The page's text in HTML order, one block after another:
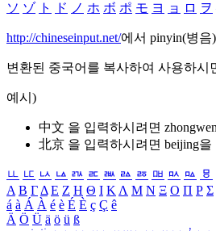
ソ ゾ ト ド ノ ホ ボ ポ モ ヨ ョ ロ ヲ
http://chineseinput.net/에서 pinyin(병
변환된 중국어를 복사하여 사용하시
예시)
中文 을 입력하시려면
北京 을 입력하시려면 beijing을
ㅥ ㅦ ㅧ ㅨ ㅩ ㅪ ㅫ ㅬ ㅭ ㅮ ㅯ ㅰ ㅱ
Α Β ΓΔ Ε Ζ Η Θ Ι ΚΛ Μ Ν Ξ Ο Π Ρ Σ
á à Á À é è É È ç Ç ê
Ä Ö Ü ä ö ü ß